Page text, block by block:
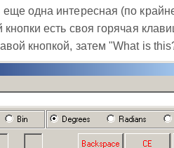
одна интересная (по
есть своя горячая
кнопкой, затем "What is